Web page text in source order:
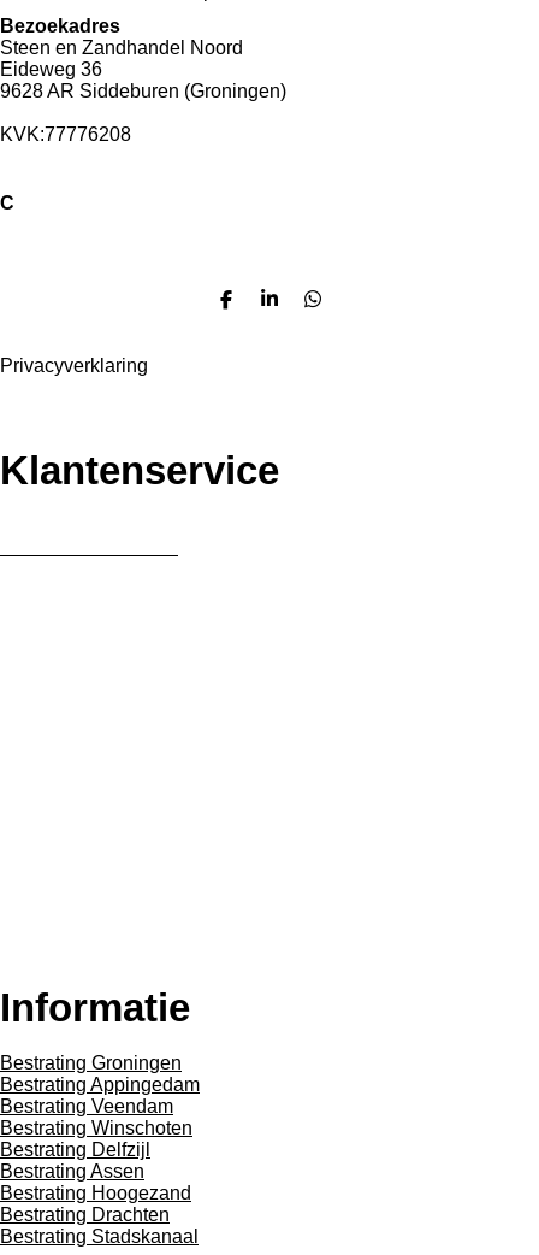
Bezoekadres
Steen en Zandhandel Noord
Eideweg 36
9628 AR Siddeburen (Groningen)
KVK:77776208
C
D
S
D
Privacyverklaring
Klantenservice
Informatie
Bestrating Groningen
Bestrating Appingedam
Bestrating Veendam
Bestrating Winschoten
Bestrating Delfzijl
Bestrating Assen
Bestrating Hoogezand
Bestrating Drachten
Bestrating Stadskanaal